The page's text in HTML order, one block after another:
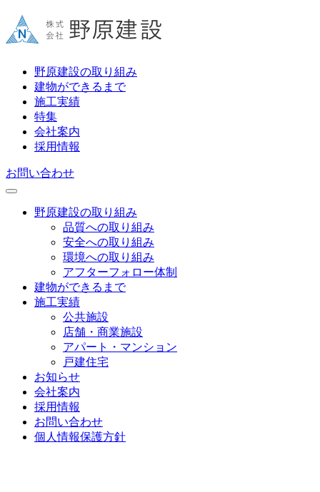
野原建設の取り組み
建物ができるまで
施工実績
特集
会社案内
採用情報
お問い合わせ
野原建設の取り組み
品質への取り組み
安全への取り組み
環境への取り組み
アフターフォロー体制
建物ができるまで
施工実績
公共施設
店舗・商業施設
アパート・マンション
戸建住宅
お知らせ
会社案内
採用情報
お問い合わせ
個人情報保護方針